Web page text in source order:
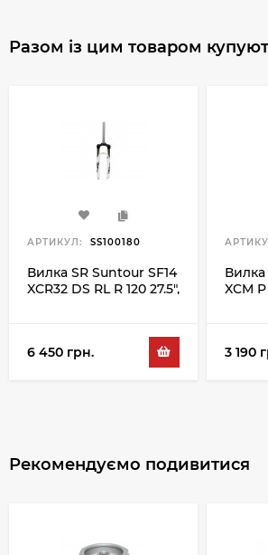
Разом із цим товаром
АРТИКУЛ: SS100180
Вилка SR Suntour SF14
XCR32 DS RL R 120 27.5",
6 450 грн.
Вилка
XCM
3 190
Рекомендуємо подивитися